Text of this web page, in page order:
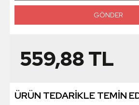
559,88TL
ÜRÜN TEDARİKLE TEMİN